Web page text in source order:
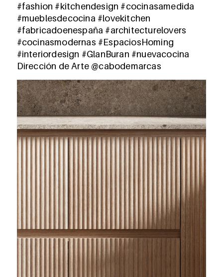
#fashion #kitchendesign #cocinasamedida
#mueblesdecocina #lovekitchen
#fabricadoenespaña #architecturelovers
#cocinasmodernas #EspaciosHoming
#interiordesign #GlanBuran #nuevacocina
Dirección de Arte @cabodemarcas